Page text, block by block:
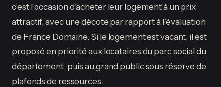
c’est l’occasion d’acheter leur logement à un prix
attractif, avec une décote par rapport à l’évaluation
de France Domaine. Si le logement est vacant, il est
proposé en priorité aux locataires du parc social du
département, puis au grand public sous réserve de
plafonds de ressources.